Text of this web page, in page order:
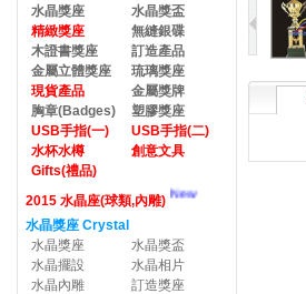
水晶獎座
水晶獎盃
精緻獎座
無縫銀碟
木證書獎座
訂造產品
金屬立體獎座
琉璃獎座
現貨產品
金屬獎牌
胸章(Badges)
塑膠獎座
USB手指(一)
USB手指(二)
水杯水樽
創意文具
Gifts(禮品)
2015 水晶座(球類,內雕)
New
水晶獎座 Crystal
水晶獎座
水晶獎盃
水晶擺設
水晶相片
水晶內雕
訂造獎座